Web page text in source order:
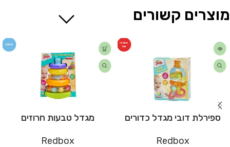
מוצרים קשורים
המלאי
אזל
ספירלת דובי מגדל כדורים
Redbox
מומלץ
מגדל טבעות חרוזים
Redbox